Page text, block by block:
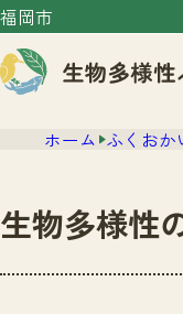
福岡市
センター
ホーム ふくおか
生物多様性